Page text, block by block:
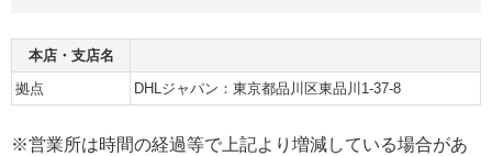
本店・支店名
拠点
DHLジャパン：東京都品川区東品川1-37-8
※営業所は時間の経過等で上記より増減している場合があ